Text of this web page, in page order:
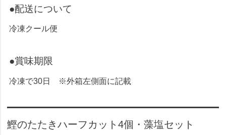
●配送について
冷凍クール便
●賞味期限
冷凍で30日 ※外箱左側面に記載
鰹のたたきハーフカット4個・藻塩セット